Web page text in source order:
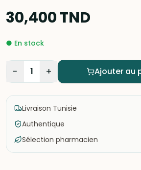
30,400TND
● En stock
− 1 + Ajouter au
Livraison Tunisie
Authentique
Sélection pharmacien